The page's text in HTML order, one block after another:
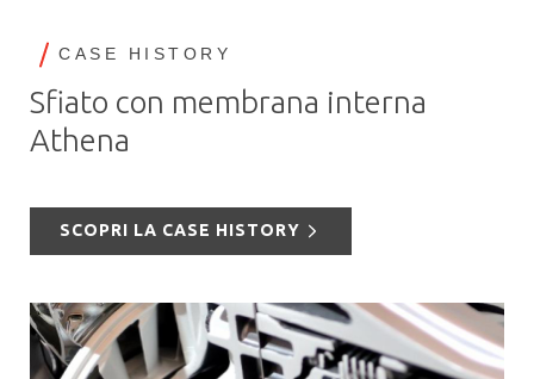
CASE HISTORY
Sfiato con membrana interna
Athena
SCOPRI LA CASE HISTORY